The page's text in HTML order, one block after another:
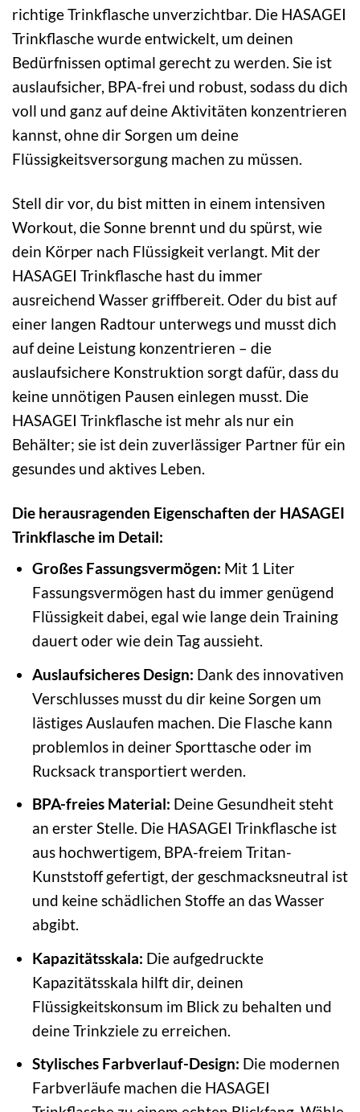
richtige Trinkflasche unverzichtbar. Die HASAGEI
Trinkflasche wurde entwickelt, um deinen
Bedürfnissen optimal gerecht zu werden. Sie ist
auslaufsicher, BPA-frei und robust, sodass du dich
voll und ganz auf deine Aktivitäten konzentrieren
kannst, ohne dir Sorgen um deine
Flüssigkeitsversorgung machen zu müssen.
Stell dir vor, du bist mitten in einem intensiven
Workout, die Sonne brennt und du spürst, wie
dein Körper nach Flüssigkeit verlangt. Mit der
HASAGEI Trinkflasche hast du immer
ausreichend Wasser griffbereit. Oder du bist auf
einer langen Radtour unterwegs und musst dich
auf deine Leistung konzentrieren – die
auslaufsichere Konstruktion sorgt dafür, dass du
keine unnötigen Pausen einlegen musst. Die
HASAGEI Trinkflasche ist mehr als nur ein
Behälter; sie ist dein zuverlässiger Partner für ein
gesundes und aktives Leben.
Die herausragenden Eigenschaften der HASAGEI
Trinkflasche im Detail:
Großes Fassungsvermögen: Mit 1 Liter
Fassungsvermögen hast du immer genügend
Flüssigkeit dabei, egal wie lange dein Training
dauert oder wie dein Tag aussieht.
Auslaufsicheres Design: Dank des innovativen
Verschlusses musst du dir keine Sorgen um
lästiges Auslaufen machen. Die Flasche kann
problemlos in deiner Sporttasche oder im
Rucksack transportiert werden.
BPA-freies Material: Deine Gesundheit steht
an erster Stelle. Die HASAGEI Trinkflasche ist
aus hochwertigem, BPA-freiem Tritan-
Kunststoff gefertigt, der geschmacksneutral ist
und keine schädlichen Stoffe an das Wasser
abgibt.
Kapazitätsskala: Die aufgedruckte
Kapazitätsskala hilft dir, deinen
Flüssigkeitskonsum im Blick zu behalten und
deine Trinkziele zu erreichen.
Stylisches Farbverlauf-Design: Die modernen
Farbverläufe machen die HASAGEI